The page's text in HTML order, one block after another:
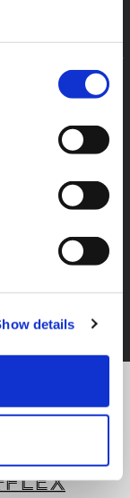
details
ET
FLEX